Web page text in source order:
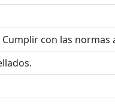
con las